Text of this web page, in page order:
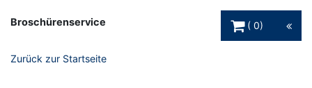
Broschürenservice
0
Zurück zur Startseite